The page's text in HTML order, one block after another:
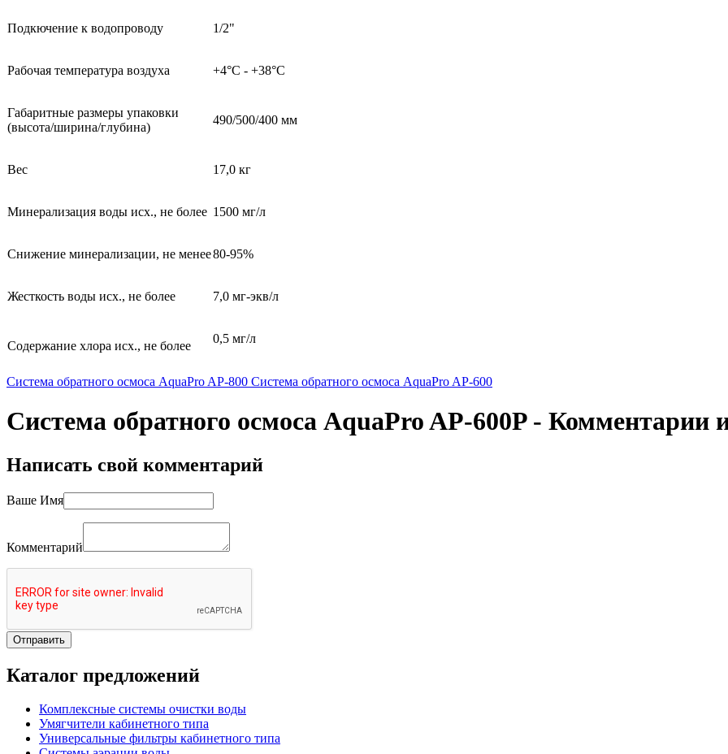
Подкючение к водопроводу 1/2"
Рабочая температура воздуха +4°С - +38°С
Габаритные размеры упаковки
(высота/ширина/глубина)
490/500/400 мм
Вес 17,0 кг
Минерализация воды исх., не более 1500 мг/л
Снижение минерализации, не менее80-95%
Жесткость воды исх., не более 7,0 мг-экв/л
Содержание хлора исх., не более
0,5 мг/л
Система обратного осмоса AquaPro AP-800 Система обратного осмоса AquaPro AP-600
Система обратного осмоса AquaPro AP-600P - Комментарии
Написать свой комментарий
Ваше Имя
Комментарий
Каталог предложений
Комплексные системы очистки воды
Умягчители кабинетного типа
Универсальные фильтры кабинетного типа